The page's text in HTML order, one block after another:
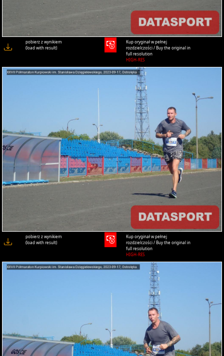
pobierz z wynikiem
(load with result)
Kup oryginał w pełnej
rozdzielczości / Buy the original in
full resolution
HIGH-RES
pobierz z wynikiem
(load with result)
Kup oryginał w pełnej
rozdzielczości / Buy the original in
full resolution
HIGH-RES